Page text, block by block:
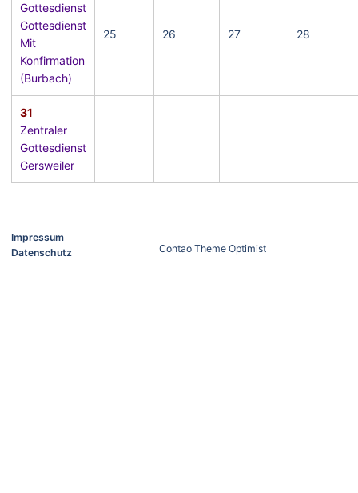
Gottesdienst
Gottesdienst
Mit
Konfirmation
(Burbach)
25 26 27 28
31
Zentraler
Gottesdienst
Gersweiler
Impressum
Datenschutz
Contao Theme Optimist